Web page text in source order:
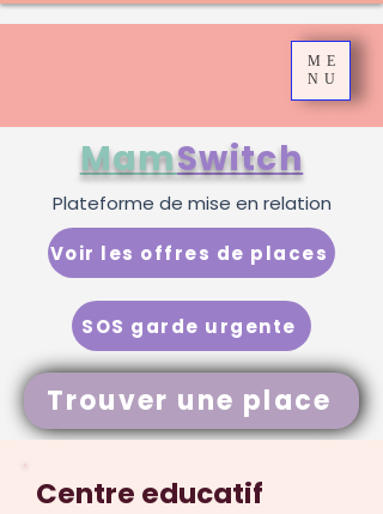
ME
NU
Trouver une place
MamSwitch
SOS garde urgente
Voir les offres de places
Plateforme de mise en relation
Centre educatif